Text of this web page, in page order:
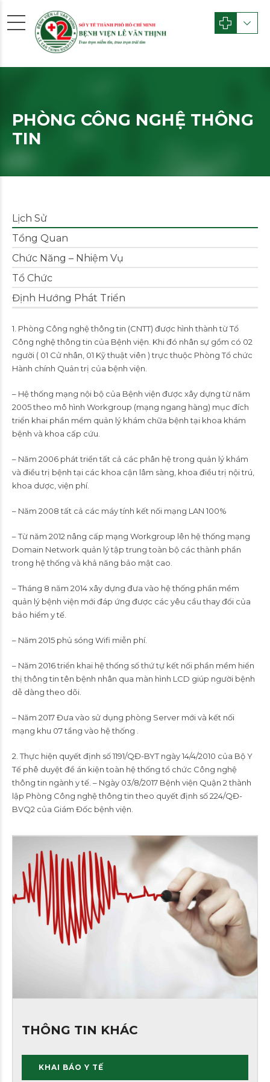
PHÒNG CÔNG NGHỆ THÔNG
TIN
Lịch Sử
Tổng Quan
Chức Năng – Nhiệm Vụ
Tổ Chức
Định Hướng Phát Triển
1. Phòng Công nghệ thông tin (CNTT) được hình thành từ Tổ
Công nghệ thông tin của Bệnh viện. Khi đó nhân sự gồm có 02
người ( 01 Cử nhân, 01 Kỹ thuật viên ) trực thuộc Phòng Tổ chức
Hành chính Quản trị của bệnh viện.
– Hệ thống mạng nội bộ của Bệnh viện được xây dựng từ năm
2005 theo mô hình Workgroup (mạng ngang hàng) mục đích
triển khai phần mềm quản lý khám chữa bệnh tại khoa khám
bệnh và khoa cấp cứu.
– Năm 2006 phát triển tất cả các phân hệ trong quản lý khám
và điều trị bệnh tại các khoa cận lâm sàng, khoa điều trị nội trú,
khoa dược, viện phí.
– Năm 2008 tất cả các máy tính kết nối mạng LAN 100%
– Từ năm 2012 nâng cấp mạng Workgroup lên hệ thống mạng
Domain Network quản lý tập trung toàn bộ các thành phần
trong hệ thống và khả năng bảo mật cao.
– Tháng 8 năm 2014 xây dựng đưa vào hệ thống phần mềm
quản lý bệnh viện mới đáp ứng được các yêu cầu thay đổi của
bảo hiểm y tế.
– Năm 2015 phủ sóng Wifi miễn phí.
– Năm 2016 triển khai hệ thống số thứ tự kết nối phần mềm hiển
thị thông tin tên bệnh nhân qua màn hình LCD giúp người bệnh
dễ dàng theo dõi.
– Năm 2017 Đưa vào sử dụng phòng Server mới và kết nối
mạng khu 07 tầng vào hệ thống .
2. Thực hiện quyết định số 1191/QĐ-BYT ngày 14/4/2010 của Bộ Y
Tế phê duyệt đề án kiện toàn hệ thống tổ chức Công nghệ
thông tin ngành y tế. – Ngày 03/8/2017 Bệnh viện Quận 2 thành
lập Phòng Công nghệ thông tin theo quyết định số 224/QĐ-
BVQ2 của Giám Đốc bệnh viện.
THÔNG TIN KHÁC
KHAI BÁO Y TẾ